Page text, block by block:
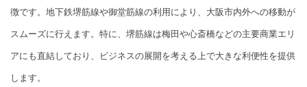
徴です。地下鉄堺筋線や御堂筋線の利用により、大阪市内外への移動が
スムーズに行えます。特に、堺筋線は梅田や心斎橋などの主要商業エリ
アにも直結しており、ビジネスの展開を考える上で大きな利便性を提供
します。